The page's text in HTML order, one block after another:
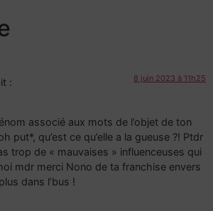
: 8 juin 2023 à 11h25
associé aux mots de l’objet de ton
put*, qu’est ce qu’elle a la gueuse ?! Ptdr
trop de « mauvaises » influenceuses qui
mdr merci Nono de ta franchise envers
dans l’bus !